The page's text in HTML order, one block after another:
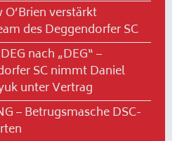
verstärkt
des Deggendorfer SC
nach „DEG“ –
SC nimmt Daniel
unter Vertrag
– Betrugsmasche DSC-